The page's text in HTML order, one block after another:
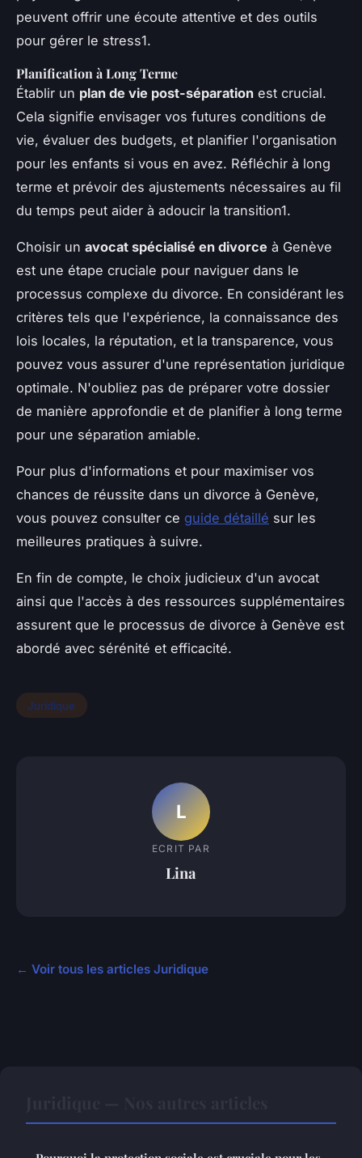
peuvent offrir une écoute attentive et des outils
pour gérer le stress1.
Planification à Long Terme
Établir un plan de vie post-séparation est crucial.
Cela signifie envisager vos futures conditions de
vie, évaluer des budgets, et planifier l'organisation
pour les enfants si vous en avez. Réfléchir à long
terme et prévoir des ajustements nécessaires au fil
du temps peut aider à adoucir la transition1.
Choisir un avocat spécialisé en divorce à Genève
est une étape cruciale pour naviguer dans le
processus complexe du divorce. En considérant les
critères tels que l'expérience, la connaissance des
lois locales, la réputation, et la transparence, vous
pouvez vous assurer d'une représentation juridique
optimale. N'oubliez pas de préparer votre dossier
de manière approfondie et de planifier à long terme
pour une séparation amiable.
Pour plus d'informations et pour maximiser vos
chances de réussite dans un divorce à Genève,
vous pouvez consulter ce guide détaillé sur les
meilleures pratiques à suivre.
En fin de compte, le choix judicieux d'un avocat
ainsi que l'accès à des ressources supplémentaires
assurent que le processus de divorce à Genève est
abordé avec sérénité et efficacité.
Juridique
L
ECRIT PAR
Lina
← Voir tous les articles Juridique